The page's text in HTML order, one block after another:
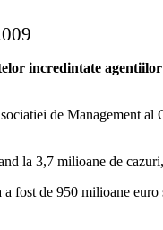
incredintate
de Management
la 3,7 milioane de
fost de 950 milioane